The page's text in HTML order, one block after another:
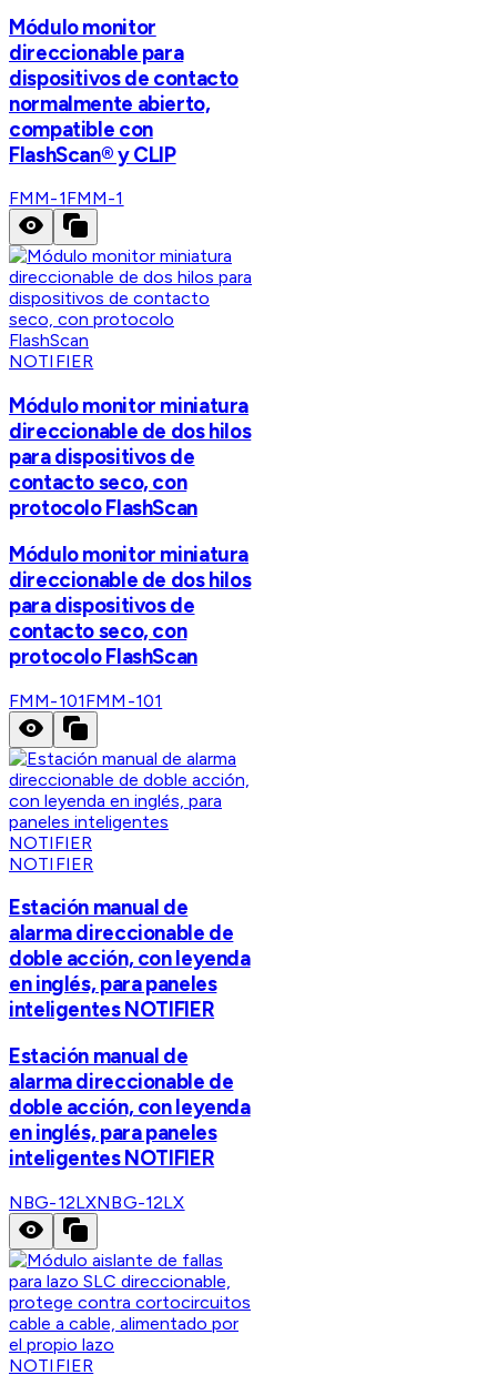
Módulo monitor
direccionable para
dispositivos de contacto
normalmente abierto,
compatible con
FlashScan® y CLIP
FMM-1FMM-1
NOTIFIER
Módulo monitor miniatura
direccionable de dos hilos
para dispositivos de
contacto seco, con
protocolo FlashScan
Módulo monitor miniatura
direccionable de dos hilos
para dispositivos de
contacto seco, con
protocolo FlashScan
FMM-101FMM-101
NOTIFIER
Estación manual de
alarma direccionable de
doble acción, con leyenda
en inglés, para paneles
inteligentes NOTIFIER
Estación manual de
alarma direccionable de
doble acción, con leyenda
en inglés, para paneles
inteligentes NOTIFIER
NBG-12LXNBG-12LX
NOTIFIER